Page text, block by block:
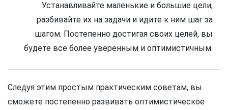
Устанавливайте маленькие и большие цели,
разбивайте их на задачи и идите к ним шаг за
шагом. Постепенно достигая своих целей, вы
будете все более уверенным и оптимистичным.
Следуя этим простым практическим советам, вы
сможете постепенно развивать оптимистическое